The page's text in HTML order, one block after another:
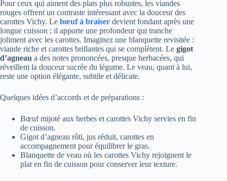
Pour ceux qui aiment des plats plus robustes, les viandes
rouges offrent un contraste intéressant avec la douceur des
carottes Vichy. Le bœuf à braiser devient fondant après une
longue cuisson ; il apporte une profondeur qui tranche
joliment avec les carottes. Imaginez une blanquette revisitée :
viande riche et carottes brillantes qui se complètent. Le gigot
d’agneau a des notes prononcées, presque herbacées, qui
réveillent la douceur sucrée du légume. Le veau, quant à lui,
reste une option élégante, subtile et délicate.
Quelques idées d’accords et de préparations :
Bœuf mijoté aux herbes et carottes Vichy servies en fin
de cuisson.
Gigot d’agneau rôti, jus réduit, carottes en
accompagnement pour équilibrer le gras.
Blanquette de veau où les carottes Vichy rejoignent le
plat en fin de cuisson pour conserver leur texture.